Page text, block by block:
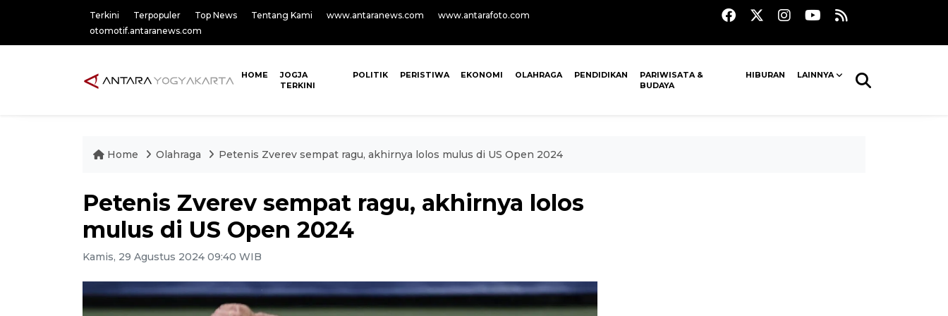
Terkini Terpopuler Top News Tentang Kami www.antaranews.com
www.antarafoto.com
otomotif.antaranews.com
HOME
JOGJA
TERKINI
POLITIK PERISTIWA EKONOMI OLAHRAGA PENDIDIKAN
PARIWISATA &
BUDAYA
HIBURAN LAINNYA
Home Olahraga Petenis Zverev sempat ragu, akhirnya lolos mulus di US Open 2024
Petenis Zverev sempat ragu, akhirnya lolos
mulus di US Open 2024
Kamis, 29 Agustus 2024 09:40 WIB